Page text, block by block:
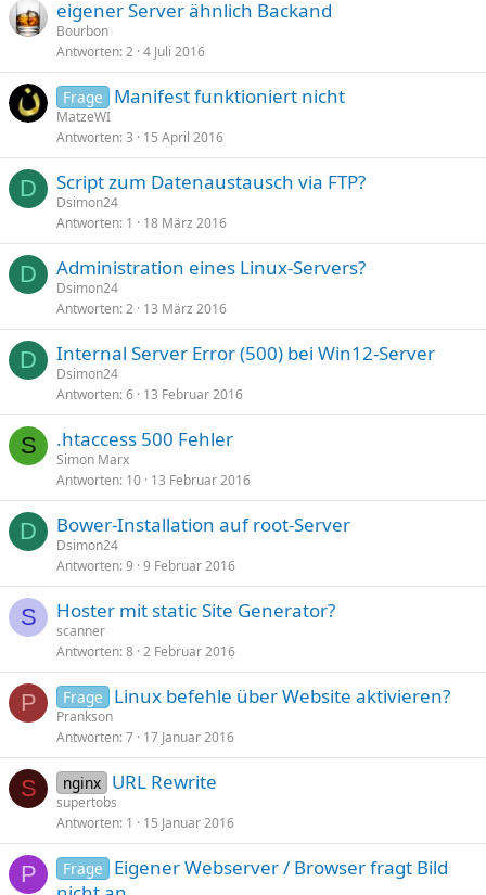
eigener Server ähnlich Backand
Bourbon
Antworten 2 4 Juli 2016
Frage Manifest funktioniert nicht
MatzeWI
Antworten 3 15 April 2016
D Script zum Datenaustausch via FTP?
Dsimon24
Antworten 1 18 März 2016
D Administration eines Linux-Servers?
Dsimon24
Antworten 2 13 März 2016
D Internal Server Error (500) bei Win12-Server
Dsimon24
Antworten 6 13 Februar 2016
S .htaccess 500 Fehler
Simon Marx
Antworten 10 13 Februar 2016
D Bower-Installation auf root-Server
Dsimon24
Antworten 9 9 Februar 2016
S Hoster mit static Site Generator?
scanner
Antworten 8 2 Februar 2016
P Frage Linux befehle über Website aktivieren?
Prankson
Antworten 7 17 Januar 2016
S nginx URL Rewrite
supertobs
Antworten 1 15 Januar 2016
P Frage
Eigener Webserver / Browser fragt Bild